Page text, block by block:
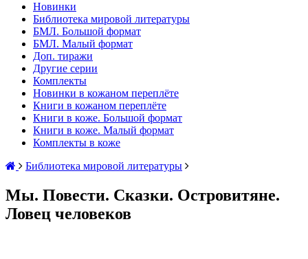
Новинки
Библиотека мировой литературы
БМЛ. Большой формат
БМЛ. Малый формат
Доп. тиражи
Другие серии
Комплекты
Новинки в кожаном переплёте
Книги в кожаном переплёте
Книги в коже. Большой формат
Книги в коже. Малый формат
Комплекты в коже
Библиотека мировой литературы
Мы. Повести. Сказки. Островитяне.
Ловец человеков